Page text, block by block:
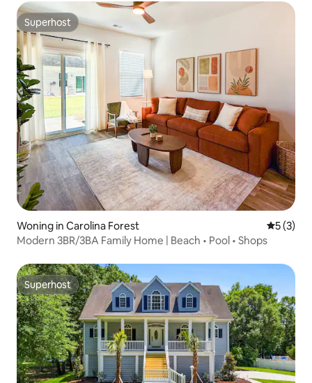
Superhost
Superhost
Woning in Carolina Forest
5 (3)
Modern 3BR/3BA Family Home | Beach • Pool • Shops
Superhost
Superhost